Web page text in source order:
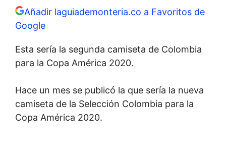
Añadir laguiademonteria.co a Favoritos de
Google
Esta sería la segunda camiseta de Colombia
para la Copa América 2020.
Hace un mes se publicó la que sería la nueva
camiseta de la Selección Colombia para la
Copa América 2020.